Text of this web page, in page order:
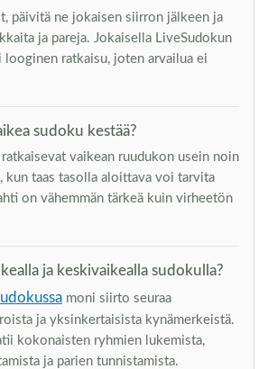
päivitä ne jokaisen siirron jälkeen ja
ja pareja. Jokaisella LiveSudokun
ratkaisu, joten arvailua ei
sudoku kestää?
vaikean ruudukon usein noin
kun taas tasolla aloittava voi tarvita
on vähemmän tärkeä kuin virheetön
ja keskivaikealla sudokulla?
moni siirto seuraa
ja yksinkertaisista kynämerkeistä.
kokonaisten ryhmien lukemista,
ja parien tunnistamista.